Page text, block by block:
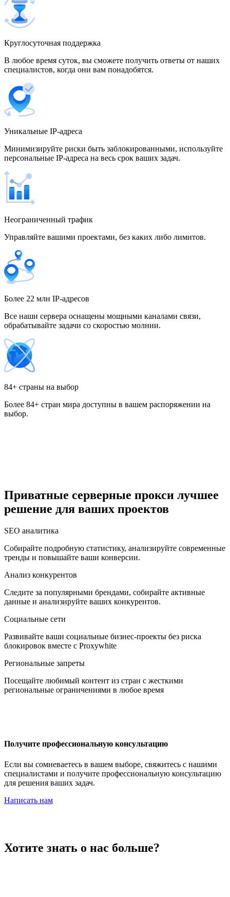
Вьетнам
Греция
Дания
Израиль
Индонезия
Иран
1 700,00 $
Круглосуточная поддержка
В любое время суток, вы сможете получить ответы от наших
специалистов, когда они вам понадобятся.
Уникальные IP-адреса
Минимизируйте риски быть заблокированными, используйте
персональные IP-адреса на весь срок ваших задач.
Неограниченный трафик
Управляйте вашими проектами, без каких либо лимитов.
Более 22 млн IP-адресов
Все наши сервера оснащены мощными каналами связи,
обрабатывайте задачи со скоростью молнии.
84+ страны на выбор
Более 84+ стран мира доступны в вашем распоряжении на
выбор.
Приватные серверные прокси лучшее
решение для ваших проектов
SEO аналитика
Собирайте подробную статистику, анализируйте современные
тренды и повышайте ваши конверсии.
Анализ конкурентов
Следите за популярными брендами, собирайте активные
данные и анализируйте ваших конкурентов.
Социальные сети
Развивайте ваши социальные бизнес-проекты без риска
блокировок вместе с Proxywhite
Региональные запреты
Посещайте любимый контент из стран с жесткими
региональные ограничениями в любое время
Получите профессиональную консультацию
Если вы сомневаетесь в вашем выборе, свяжитесь с нашими
специалистами и получите профессиональную консультацию
для решения ваших задач.
Написать нам
Хотите знать о нас больше?